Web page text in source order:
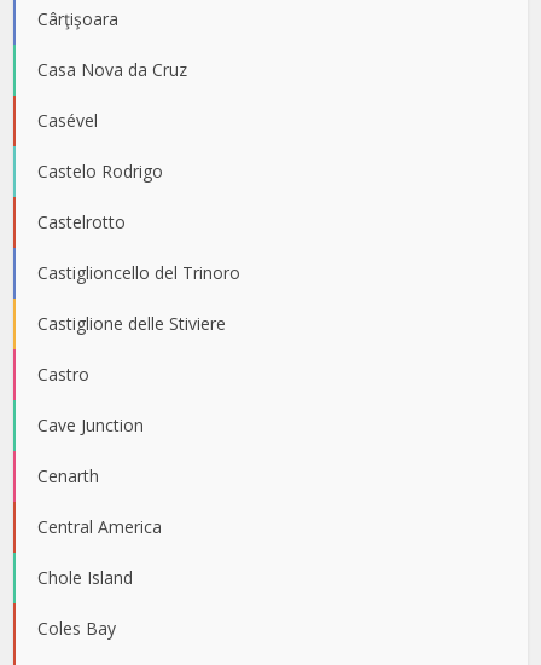
Cârţişoara
Casa Nova da Cruz
Casével
Castelo Rodrigo
Castelrotto
Castiglioncello del Trinoro
Castiglione delle Stiviere
Castro
Cave Junction
Cenarth
Central America
Chole Island
Coles Bay